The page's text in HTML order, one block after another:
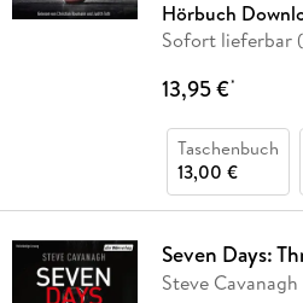
Hörbuch
Sofort lieferbar
13,95 €*
Taschenbuch
13,00 €
Seven Days:
Steve Cavanagh